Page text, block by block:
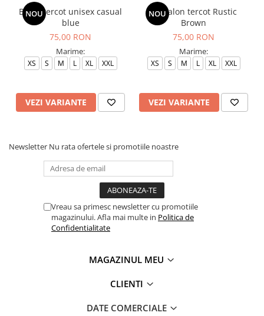
NOU
Bluza tercot unisex casual
blue
75,00 RON
Marime:
XS S M L XL XXL
VEZI VARIANTE
NOU
Pantalon tercot Rustic
Brown
75,00 RON
Marime:
XS S M L XL XXL
VEZI VARIANTE
Newsletter Nu rata ofertele si promotiile noastre
Vreau sa primesc newsletter cu promotiile
magazinului. Afla mai multe in Politica de
Confidentialitate
MAGAZINUL MEU
CLIENTI
DATE COMERCIALE